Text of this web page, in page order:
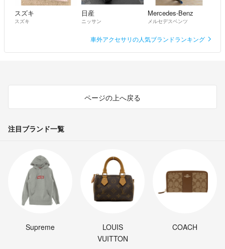
スズキ
スズキ
日産
ニッサン
Mercedes-Benz
メルセデスベンツ
車外アクセサリの人気ブランドランキング
ページの上へ戻る
注目ブランド一覧
Supreme
LOUIS
VUITTON
COACH